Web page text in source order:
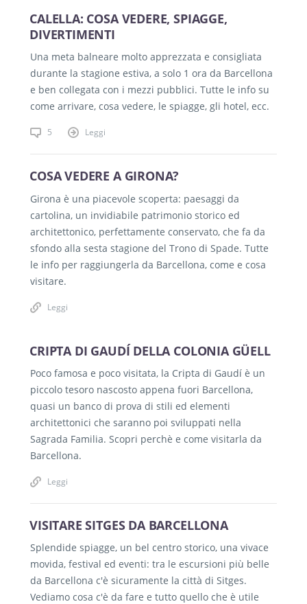
CALELLA: COSA VEDERE, SPIAGGE,
DIVERTIMENTI
Una meta balneare molto apprezzata e consigliata
durante la stagione estiva, a solo 1 ora da Barcellona
e ben collegata con i mezzi pubblici. Tutte le info su
come arrivare, cosa vedere, le spiagge, gli hotel, ecc.
5 Leggi
COSA VEDERE A GIRONA?
Girona è una piacevole scoperta: paesaggi da
cartolina, un invidiabile patrimonio storico ed
architettonico, perfettamente conservato, che fa da
sfondo alla sesta stagione del Trono di Spade. Tutte
le info per raggiungerla da Barcellona, come e cosa
visitare.
Leggi
CRIPTA DI GAUDÍ DELLA COLONIA GÜELL
Poco famosa e poco visitata, la Cripta di Gaudí è un
piccolo tesoro nascosto appena fuori Barcellona,
quasi un banco di prova di stili ed elementi
architettonici che saranno poi sviluppati nella
Sagrada Familia. Scopri perchè e come visitarla da
Barcellona.
Leggi
VISITARE SITGES DA BARCELLONA
Splendide spiagge, un bel centro storico, una vivace
movida, festival ed eventi: tra le escursioni più belle
da Barcellona c'è sicuramente la città di Sitges.
Vediamo cosa c'è da fare e tutto quello che è utile